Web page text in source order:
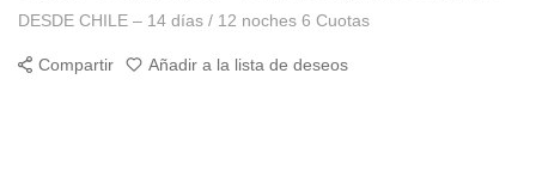
DESDE CHILE – 14 días / 12 noches 6 Cuotas
Compartir Añadir a la lista de deseos